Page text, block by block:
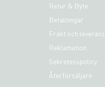
Retur & Byte
Betalningar
Frakt och leverans
Reklamation
Sekretesspolicy
Återförsäljare